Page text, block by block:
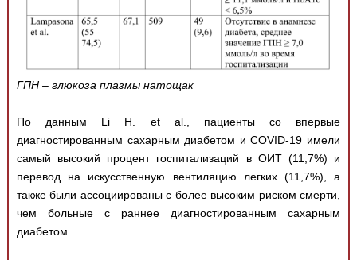
ГПН – глюкоза плазмы натощак
По данным Li H. et al., пациенты со впервые
диагностированным сахарным диабетом и COVID-19 имели
самый высокий процент госпитализаций в ОИТ (11,7%) и
перевод на искусственную вентиляцию легких (11,7%), а
также были ассоциированы с более высоким риском смерти,
чем больные с раннее диагностированным сахарным
диабетом.